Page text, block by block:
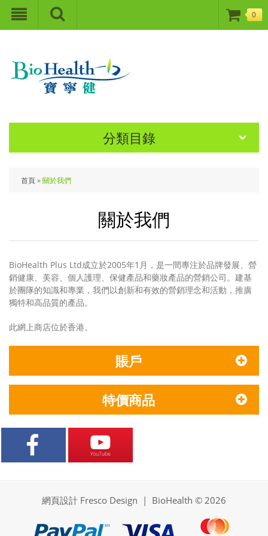
0
分類目錄
首頁»關於我們
關於我們
BioHealth Plus Ltd成立於2005年1月，是一間專注於品牌發展、營
銷健康、美容、個人護理、保健產品和藥妝產品的營銷公司。建基
於團隊的知識和專業，我們以創新和有效的營銷理念和活動，推廣
獨特和高品質的產品。
此網上商店位於香港。
賬戶
特價商品
網頁設計 Fresco Design | BioHealth © 2026